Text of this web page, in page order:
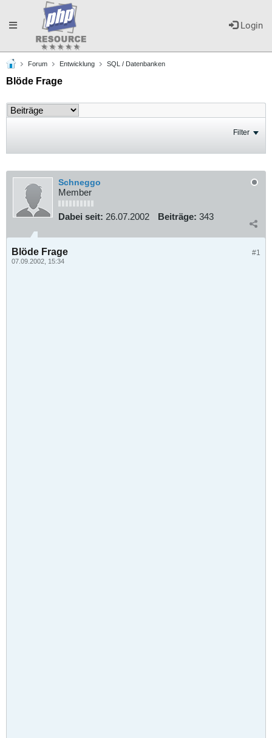
Login
Toggle
navigation
Forum Entwicklung SQL / Datenbanken
Blöde Frage
Filter
Schneggo
Member
Dabei seit: 26.07.2002 Beiträge: 343
#1
Blöde Frage
07.09.2002, 15:34